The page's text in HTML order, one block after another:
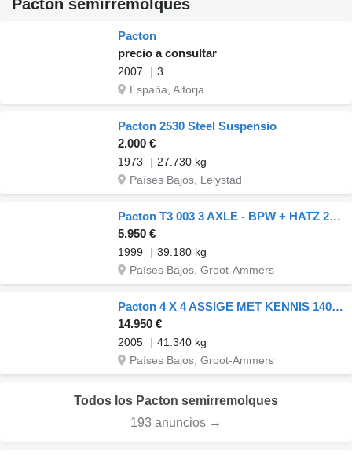
Pacton semirremolques
Pacton
precio a consultar
2007
3
España, Alforja
Pacton 2530 Steel Suspensio
2.000 €
1973
27.730 kg
Países Bajos, Lelystad
Pacton T3 003 3 AXLE - BPW + HATZ 2L40C CRANE
5.950 €
1999
39.180 kg
Países Bajos, Groot-Ammers
Pacton 4 X 4 ASSIGE MET KENNIS 14000 ROLLER
14.950 €
2005
41.340 kg
Países Bajos, Groot-Ammers
Todos los Pacton semirremolques
193 anuncios →